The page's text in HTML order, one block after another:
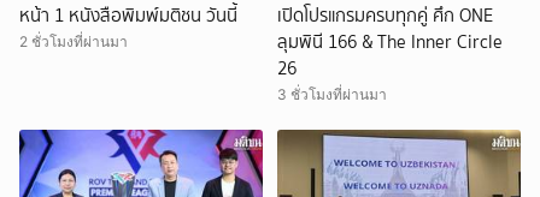
หน้า 1 หนังสือพิมพ์มติชน วันนี้
2 ชั่วโมงที่ผ่านมา
เปิดโปรแกรมครบทุกคู่ ศึก ONE
ลุมพินี 166 & The Inner Circle
26
3 ชั่วโมงที่ผ่านมา